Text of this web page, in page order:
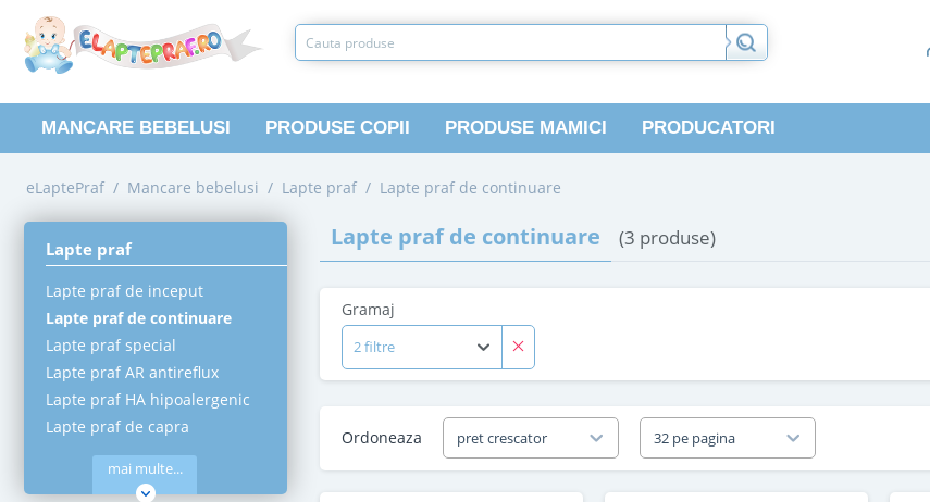
MANCARE BEBELUSI PRODUSE COPII PRODUSE MAMICI PRODUCATORI
eLaptePraf / Mancare bebelusi / Lapte praf / Lapte praf de continuare
Lapte praf
Lapte praf de inceput
Lapte praf de continuare
Lapte praf special
Lapte praf AR antireflux
Lapte praf HA hipoalergenic
Lapte praf de capra
mai multe...
Lapte praf de continuare (3 produse)
Gramaj
2 filtre
Ordoneaza pret crescator 32 pe pagina